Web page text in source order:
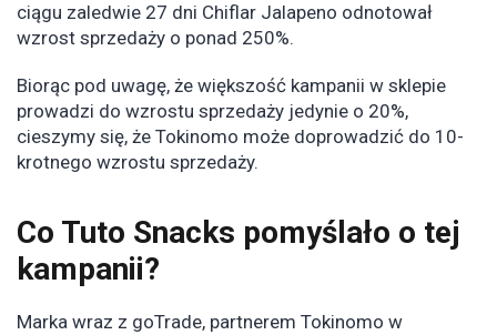
ciągu zaledwie 27 dni Chiflar Jalapeno odnotował
wzrost sprzedaży o ponad 250%.
Biorąc pod uwagę, że większość kampanii w sklepie
prowadzi do wzrostu sprzedaży jedynie o 20%,
cieszymy się, że Tokinomo może doprowadzić do 10-
krotnego wzrostu sprzedaży.
Co Tuto Snacks pomyślało o tej
kampanii?
Marka wraz z goTrade, partnerem Tokinomo w